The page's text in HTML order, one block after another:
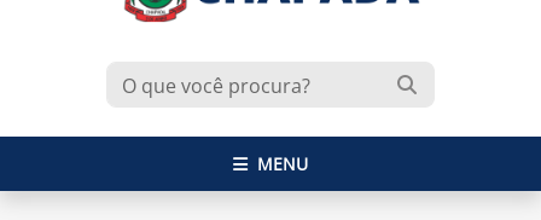
MENU